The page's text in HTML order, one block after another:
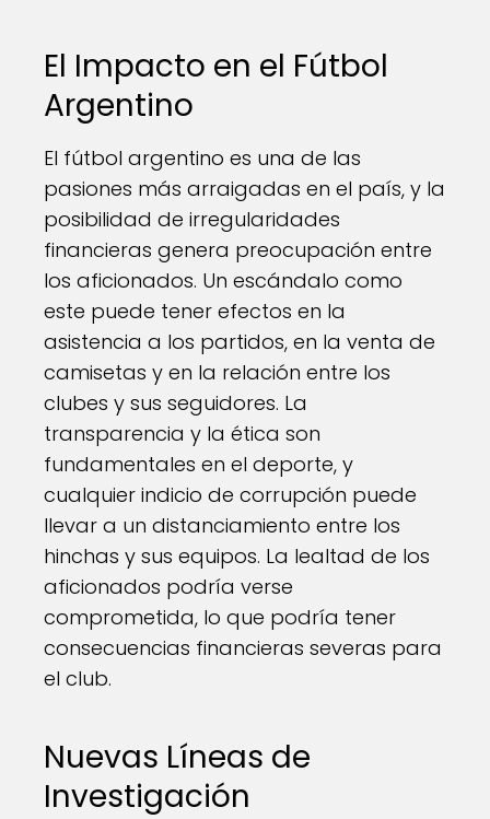
El Impacto en el Fútbol
Argentino
El fútbol argentino es una de las
pasiones más arraigadas en el país, y la
posibilidad de irregularidades
financieras genera preocupación entre
los aficionados. Un escándalo como
este puede tener efectos en la
asistencia a los partidos, en la venta de
camisetas y en la relación entre los
clubes y sus seguidores. La
transparencia y la ética son
fundamentales en el deporte, y
cualquier indicio de corrupción puede
llevar a un distanciamiento entre los
hinchas y sus equipos. La lealtad de los
aficionados podría verse
comprometida, lo que podría tener
consecuencias financieras severas para
el club.
Nuevas Líneas de
Investigación